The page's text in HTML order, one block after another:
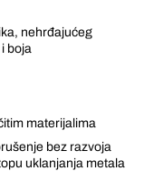
nehrđajućeg
boja
materijalima
bez razvoja
uklanjanja metala